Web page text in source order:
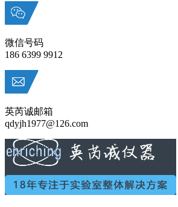
微信号码
186 6399 9912
英芮诚邮箱
qdyjh1977@126.com